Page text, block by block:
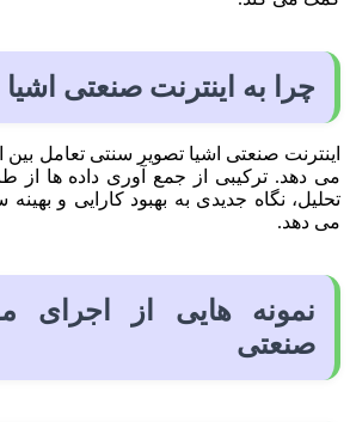
چرا به اینترنت صنعتی اشیا
اینترنت صنعتی اشیا تصویر سنتی تعامل بین
می دهد. ترکیبی از جمع آوری داده ها از
تحلیل، نگاه جدیدی به بهبود کارایی و
می دهد.
نمونه هایی از اجرای
صنعتی